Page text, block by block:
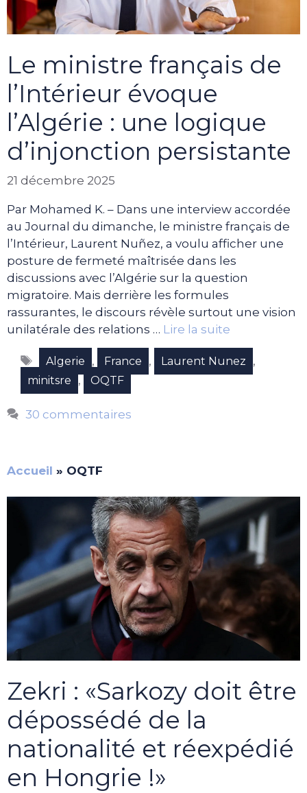
Le ministre français de
l’Intérieur évoque
l’Algérie : une logique
d’injonction persistante
21 décembre 2025
Par Mohamed K. – Dans une interview accordée
au Journal du dimanche, le ministre français de
l’Intérieur, Laurent Nuñez, a voulu afficher une
posture de fermeté maîtrisée dans les
discussions avec l’Algérie sur la question
migratoire. Mais derrière les formules
rassurantes, le discours révèle surtout une vision
unilatérale des relations … Lire la suite
Étiquettes
Algerie , France , Laurent Nunez ,
minitsre , OQTF
30 commentaires
Accueil » OQTF
Zekri : «Sarkozy doit être
dépossédé de la
nationalité et réexpédié
en Hongrie !»